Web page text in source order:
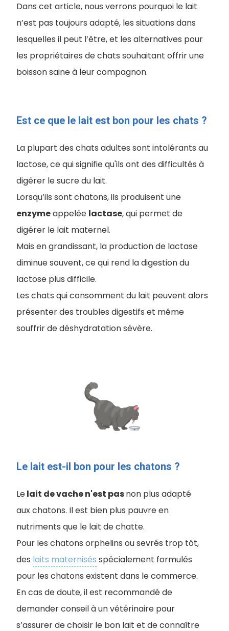
Dans cet article, nous verrons pourquoi le lait
n’est pas toujours adapté, les situations dans
lesquelles il peut l’être, et les alternatives pour
les propriétaires de chats souhaitant offrir une
boisson saine à leur compagnon.
Est ce que le lait est bon pour les chats ?
La plupart des chats adultes sont intolérants au
lactose, ce qui signifie qu'ils ont des difficultés à
digérer le sucre du lait.
Lorsqu’ils sont chatons, ils produisent une
enzymeappelée lactase, qui permet de
digérer le lait maternel.
Mais en grandissant, la production de lactase
diminue souvent, ce qui rend la digestion du
lactose plus difficile.
Les chats qui consomment du lait peuvent alors
présenter des troubles digestifs et même
souffrir de déshydratation sévère.
Le lait est-il bon pour les chatons ?
Lelait de vache n'est pasnon plus adapté
aux chatons. Il est bien plus pauvre en
nutriments que le lait de chatte.
Pour les chatons orphelins ou sevrés trop tôt,
des laits maternisés spécialement formulés
pour les chatons existent dans le commerce.
En cas de doute, il est recommandé de
demander conseil à un vétérinaire pour
s’assurer de choisir le bon lait et de connaître